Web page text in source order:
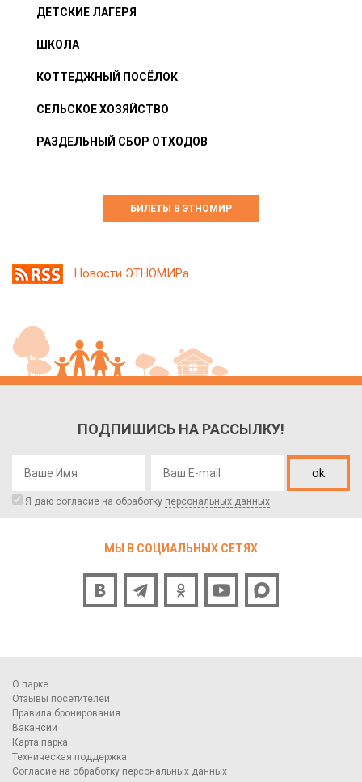
ДЕТСКИЕ ЛАГЕРЯ
ШКОЛА
КОТТЕДЖНЫЙ ПОСЁЛОК
СЕЛЬСКОЕ ХОЗЯЙСТВО
РАЗДЕЛЬНЫЙ СБОР ОТХОДОВ
БИЛЕТЫ В ЭТНОМИР
Новости ЭТНОМИРа
ПОДПИШИСЬ НА РАССЫЛКУ!
ok
Я даю согласие на обработку персональных данных
МЫ В СОЦИАЛЬНЫХ СЕТЯХ
О парке
Отзывы посетителей
Правила бронирования
Вакансии
Карта парка
Техническая поддержка
Согласие на обработку персональных данных